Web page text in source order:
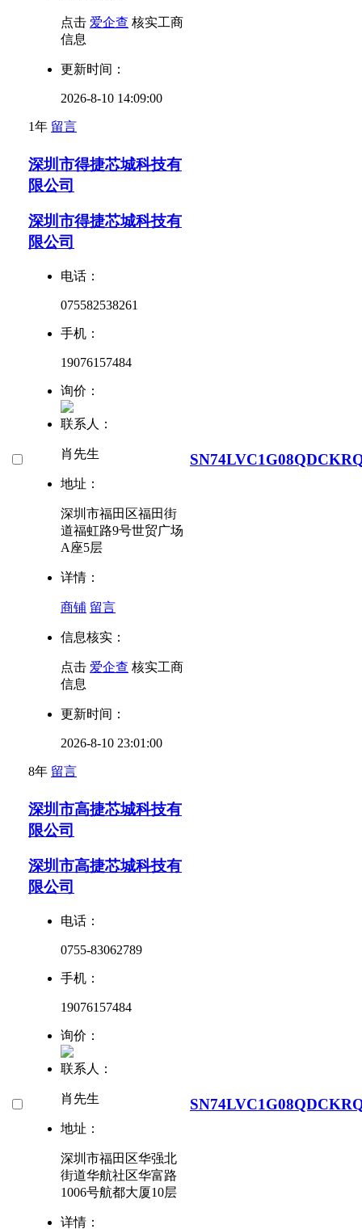
点击 爱企查 核实工商
信息
更新时间：
2026-8-10 14:09:00
1年 留言
深圳市得捷芯城科技有
限公司
深圳市得捷芯城科技有
限公司
电话：
075582538261
手机：
19076157484
询价：
联系人：
肖先生
地址：
深圳市福田区福田街
道福虹路9号世贸广场
A座5层
详情：
商铺 留言
信息核实：
点击 爱企查 核实工商
信息
更新时间：
2026-8-10 23:01:00
8年 留言
深圳市高捷芯城科技有
限公司
深圳市高捷芯城科技有
限公司
电话：
0755-83062789
手机：
19076157484
询价：
联系人：
肖先生
地址：
深圳市福田区华强北
街道华航社区华富路
1006号航都大厦10层
详情：